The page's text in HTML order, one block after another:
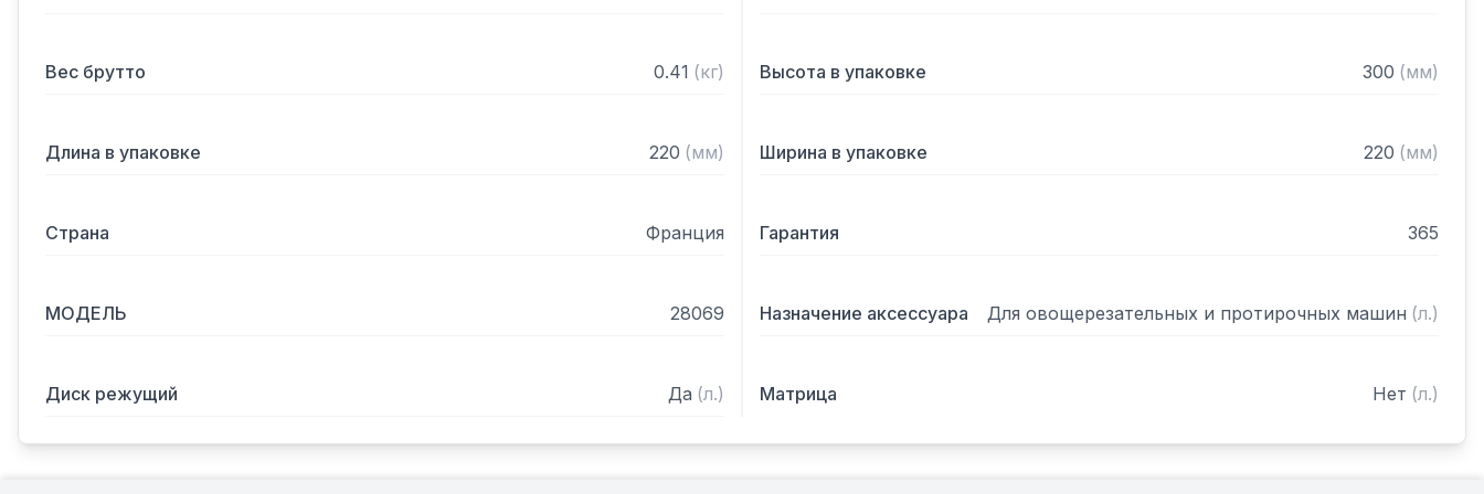
Вес брутто 0.41 (кг) Высота в упаковке 300 (мм)
Длина в упаковке 220 (мм) Ширина в упаковке 220 (мм)
Страна Франция Гарантия 365
МОДЕЛЬ 28069 Назначение аксессуара Для овощерезательных и протирочных машин (л.)
Диск режущий Да (л.) Матрица Нет (л.)